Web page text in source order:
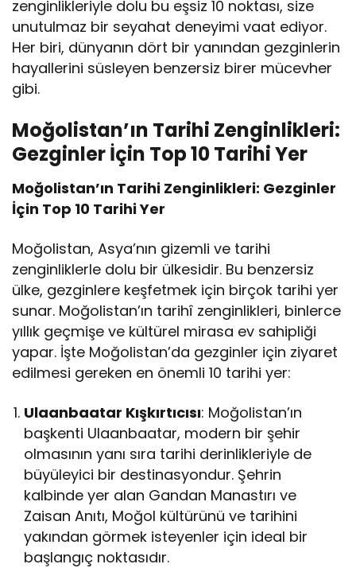
zenginlikleriyle dolu bu eşsiz 10 noktası, size
unutulmaz bir seyahat deneyimi vaat ediyor.
Her biri, dünyanın dört bir yanından gezginlerin
hayallerini süsleyen benzersiz birer mücevher
gibi.
Moğolistan’ın Tarihi Zenginlikleri:
Gezginler İçin Top 10 Tarihi Yer
Moğolistan’ın Tarihi Zenginlikleri: Gezginler
İçin Top 10 Tarihi Yer
Moğolistan, Asya’nın gizemli ve tarihi
zenginliklerle dolu bir ülkesidir. Bu benzersiz
ülke, gezginlere keşfetmek için birçok tarihi yer
sunar. Moğolistan’ın tarihî zenginlikleri, binlerce
yıllık geçmişe ve kültürel mirasa ev sahipliği
yapar. İşte Moğolistan’da gezginler için ziyaret
edilmesi gereken en önemli 10 tarihi yer:
Ulaanbaatar Kışkırtıcısı: Moğolistan’ın
başkenti Ulaanbaatar, modern bir şehir
olmasının yanı sıra tarihi derinlikleriyle de
büyüleyici bir destinasyondur. Şehrin
kalbinde yer alan Gandan Manastırı ve
Zaisan Anıtı, Moğol kültürünü ve tarihini
yakından görmek isteyenler için ideal bir
başlangıç noktasıdır.